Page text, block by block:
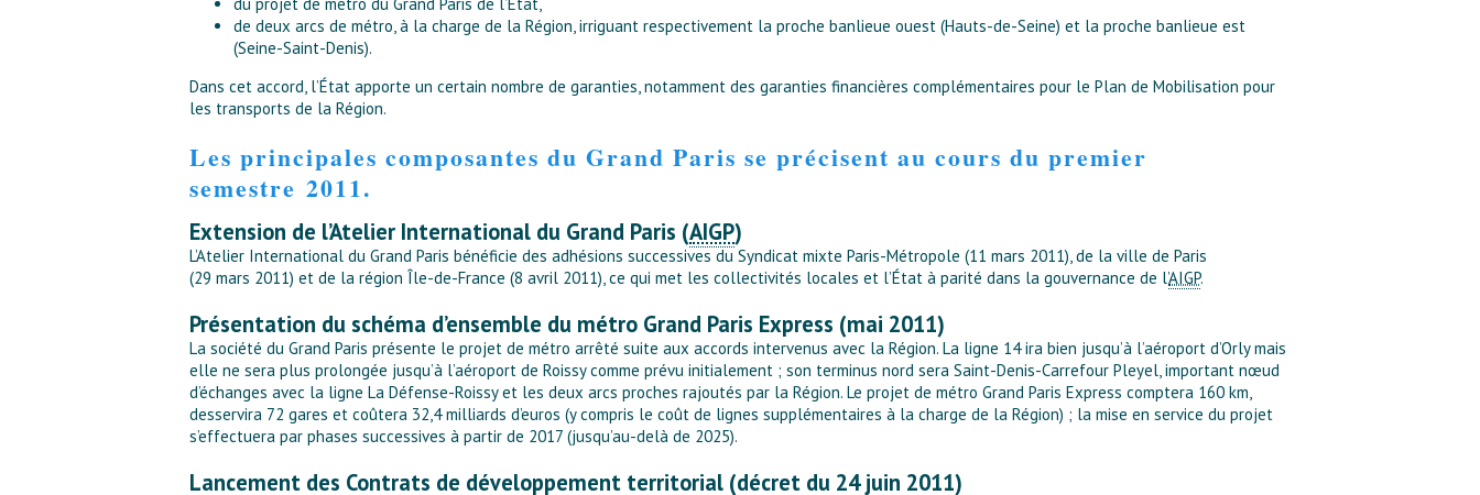
de deux arcs de métro, à la charge de la Région, irriguant respectivement la proche banlieue ouest (Hauts-de-Seine) et la proche banlieue est
(Seine-Saint-Denis).
Dans cet accord, l’État apporte un certain nombre de garanties, notamment des garanties financières complémentaires pour le Plan de Mobilisation pour
les transports de la Région.
Les principales composantes du Grand Paris se précisent au cours du premier
semestre 2011.
Extension de l’Atelier International du Grand Paris (AIGP)
L’Atelier International du Grand Paris bénéficie des adhésions successives du Syndicat mixte Paris-Métropole (11 mars 2011), de la ville de Paris
(29 mars 2011) et de la région Île-de-France (8 avril 2011), ce qui met les collectivités locales et l’État à parité dans la gouvernance de l’AIGP.
Présentation du schéma d’ensemble du métro Grand Paris Express (mai 2011)
La société du Grand Paris présente le projet de métro arrêté suite aux accords intervenus avec la Région. La ligne 14 ira bien jusqu’à l’aéroport d’Orly mais
elle ne sera plus prolongée jusqu’à l’aéroport de Roissy comme prévu initialement ; son terminus nord sera Saint-Denis-Carrefour Pleyel, important nœud
d’échanges avec la ligne La Défense-Roissy et les deux arcs proches rajoutés par la Région. Le projet de métro Grand Paris Express comptera 160 km,
desservira 72 gares et coûtera 32,4 milliards d’euros (y compris le coût de lignes supplémentaires à la charge de la Région) ; la mise en service du projet
s’effectuera par phases successives à partir de 2017 (jusqu’au-delà de 2025).
Lancement des Contrats de développement territorial (décret du 24 juin 2011)